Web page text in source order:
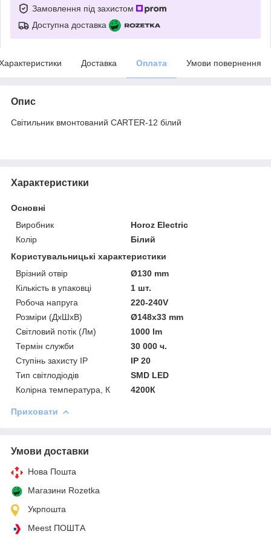
Замовлення під захистом
Доступна доставка
Доставка Оплата Умови повернення
Опис
Світильник вмонтований CARTER-12 білий
Характеристики
Основні
Виробник
Horoz Electric
Колір
Білий
Користувальницькі характеристики
Врізний отвір
Ø130 mm
Кількість в упаковці
1 шт.
Робоча напруга
220-240V
Розміри (ДхШхВ)
Ø148x33 mm
Світловий потік (Лм)
1000 lm
Термін служби
30 000 ч.
Ступінь захисту IP
IP 20
Тип світлодіодів
SMD LED
Колірна температура, К
4200К
Приховати
Умови доставки
Нова Пошта
Магазини Rozetka
Укрпошта
Meest ПОШТА